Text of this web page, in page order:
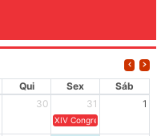
Qui Sex
Sáb
30 31 1
XIV Congresso Brasileiro